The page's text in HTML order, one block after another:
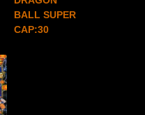
BALL SUPER
CAP:30